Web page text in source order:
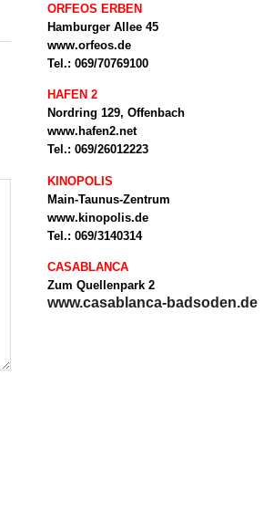
ORFEOS ERBEN
Hamburger Allee 45
www.orfeos.de
Tel.: 069/70769100
HAFEN 2
Nordring 129, Offenbach
www.hafen2.net
Tel.: 069/26012223
KINOPOLIS
Main-Taunus-Zentrum
www.kinopolis.de
Tel.: 069/3140314
CASABLANCA
Zum Quellenpark 2
www.casablanca-badsoden.de